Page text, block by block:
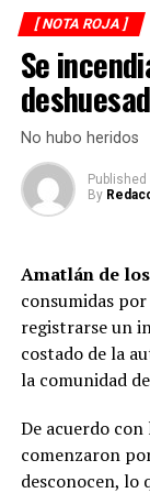
La circulación
minutos
levantamiento
normal.
Secretaría de
ejecutaron una
corporación
Durante la
dosis de droga
asegurados y
Regional para
Tras varios
acreditada la
Diego “N”,
Bonifacio “N”,
nueve meses
Los ahora
Municipal de
[ NOTA ROJA ]
Se
No hubo heridos
Published
By
Amatlán de los
consumidas
registrarse un
costado de la
la comunidad
De acuerdo
comenzaron
desconocen, lo